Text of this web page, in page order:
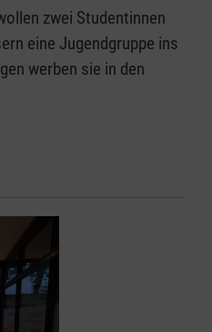
zwei Studentinnen
eine Jugendgruppe ins
werben sie in den